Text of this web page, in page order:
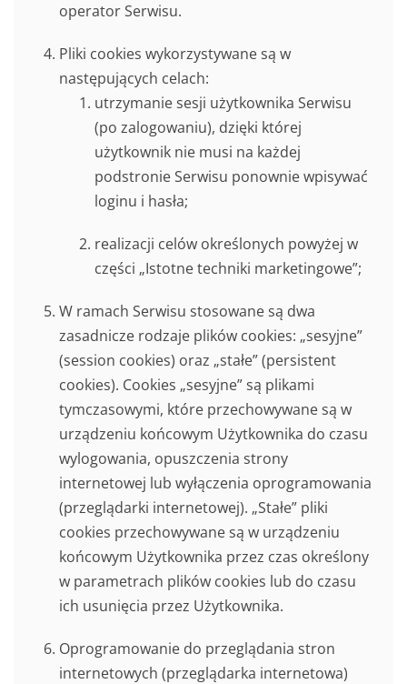
operator Serwisu.
Pliki cookies wykorzystywane są w
następujących celach:
utrzymanie sesji użytkownika Serwisu
(po zalogowaniu), dzięki której
użytkownik nie musi na każdej
podstronie Serwisu ponownie wpisywać
loginu i hasła;
realizacji celów określonych powyżej w
części „Istotne techniki marketingowe”;
W ramach Serwisu stosowane są dwa
zasadnicze rodzaje plików cookies: „sesyjne”
(session cookies) oraz „stałe” (persistent
cookies). Cookies „sesyjne” są plikami
tymczasowymi, które przechowywane są w
urządzeniu końcowym Użytkownika do czasu
wylogowania, opuszczenia strony
internetowej lub wyłączenia oprogramowania
(przeglądarki internetowej). „Stałe” pliki
cookies przechowywane są w urządzeniu
końcowym Użytkownika przez czas określony
w parametrach plików cookies lub do czasu
ich usunięcia przez Użytkownika.
Oprogramowanie do przeglądania stron
internetowych (przeglądarka internetowa)